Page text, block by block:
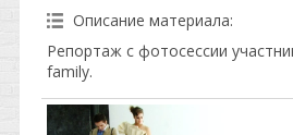
Описание материала:
Репортаж с фотосессии
family.